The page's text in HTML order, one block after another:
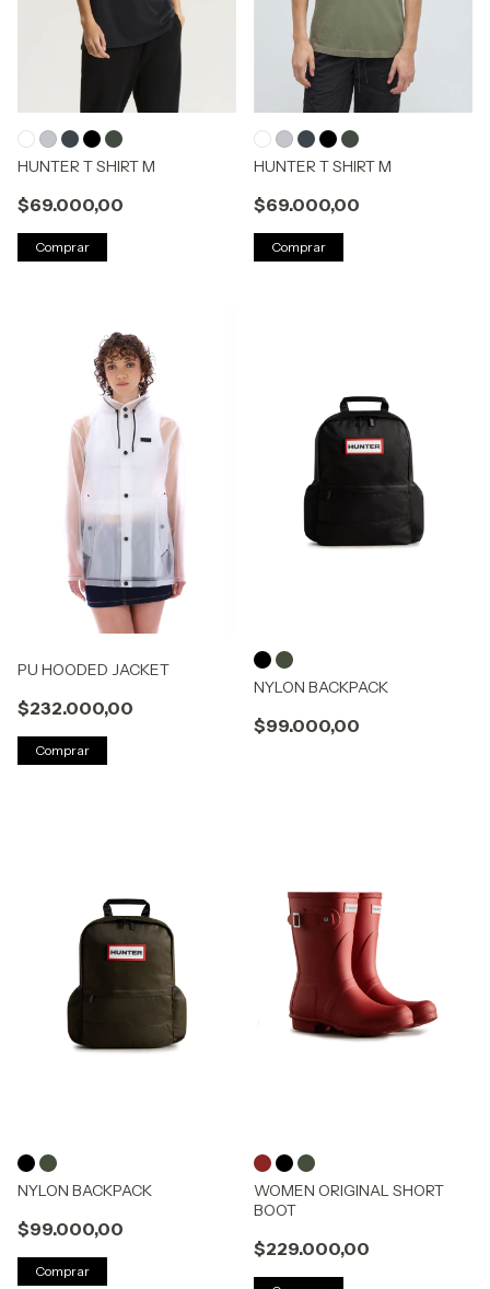
HUNTER T SHIRT M
$69.000,00
Comprar
HUNTER T SHIRT M
$69.000,00
Comprar
PU HOODED JACKET
$232.000,00
Comprar
NYLON BACKPACK
$99.000,00
NYLON BACKPACK
$99.000,00
Comprar
WOMEN ORIGINAL SHORT
BOOT
$229.000,00